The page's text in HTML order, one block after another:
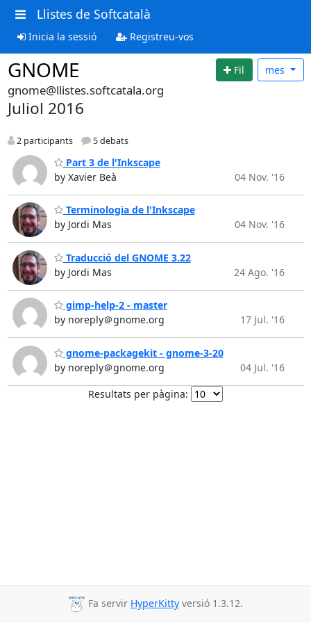
Llistes de Softcatalà
Inicia la sessió Registreu-vos
GNOME Fil mes
gnome@llistes.softcatala.org
Juliol 2016
2 participants 5 debats
Part 3 de l'Inkscape
by Xavier Beà
04 Nov. '16
Terminologia de l'Inkscape
by Jordi Mas
04 Nov. '16
Traducció del GNOME 3.22
by Jordi Mas
24 Ago. '16
gimp-help-2 - master
by noreply＠gnome.org
17 Jul. '16
gnome-packagekit - gnome-3-20
by noreply＠gnome.org
04 Jul. '16
Resultats per pàgina:
Fa servir HyperKitty versió 1.3.12.